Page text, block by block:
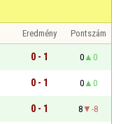
Eredmény
Pontszám
0 - 1 0
0
0 - 1 0
0
0 - 1 8
-8